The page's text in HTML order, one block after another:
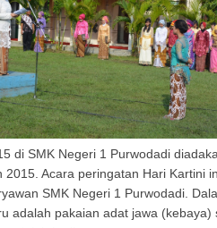
di SMK Negeri 1 Purwodadi
2015. Acara peringatan Hari Kartini
SMK Negeri 1 Purwodadi.
adalah pakaian adat jawa